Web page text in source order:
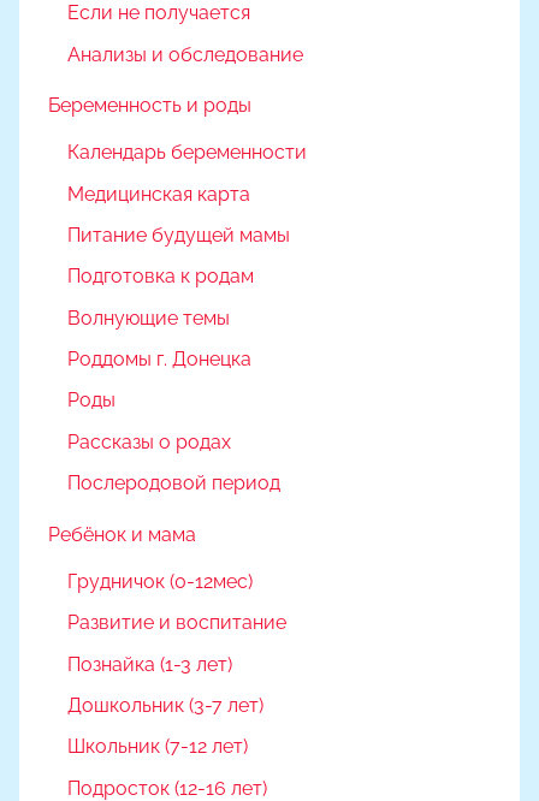
Если не получается
Анализы и обследование
Беременность и роды
Календарь беременности
Медицинская карта
Питание будущей мамы
Подготовка к родам
Волнующие темы
Роддомы г. Донецка
Роды
Рассказы о родах
Послеродовой период
Ребёнок и мама
Грудничок (0-12мес)
Развитие и воспитание
Познайка (1-3 лет)
Дошкольник (3-7 лет)
Школьник (7-12 лет)
Подросток (12-16 лет)